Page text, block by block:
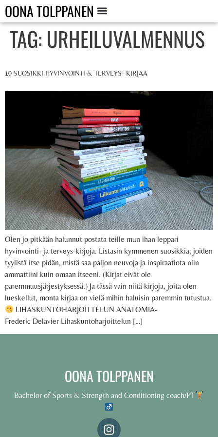
OONA TOLPPANEN
TAG: URHEILUVALMENNUS
10 SUOSIKKI HYVINVOINTI & TERVEYS- KIRJAA
Olen jo pitkään halunnut postata teille mun ihan leppari
hyvinvointi- ja terveys-kirjoja. Listasin kymmenen suosikkia, joiden
tyylistä itse pidän, mistä saa paljon neuvoja ja inspiraatiota niin
ammattiini kuin omaan itseeni. (Kirjat eivät ole
paremmuusjärjestyksessä.) Ja tässä vain niitä kirjoja, joita olen
lueskellut, monta kirjaa on vielä mihin haluisin paremmin tutustua.
LIHASKUNTOHARJOITTELUN ANATOMIA-
Frederic Delavier Lihaskuntoharjoittelun […]
OONA TOLPPANEN
Bachelor of Sports & Strength and Conditioning coach/PT